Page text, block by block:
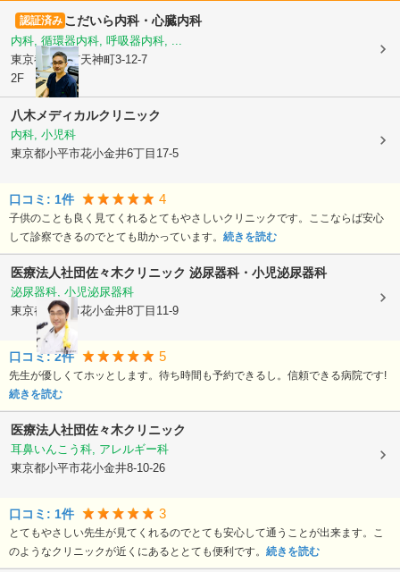
認証済み こだいら内科・心臓内科
内科, 循環器内科, 呼吸器内科, ...
東京都小平市天神町3-12-7
2F
八木メディカルクリニック
内科, 小児科
東京都小平市花小金井6丁目17-5
口コミ: 1件 4
子供のことも良く見てくれるとてもやさしいクリニックです。ここならば安心
して診察できるのでとても助かっています。 続きを読む
医療法人社団佐々木クリニック 泌尿器科・小児泌尿器科
泌尿器科, 小児泌尿器科
東京都小平市花小金井8丁目11-9
口コミ: 2件 5
先生が優しくてホッとします。待ち時間も予約できるし。信頼できる病院です!
続きを読む
医療法人社団佐々木クリニック
耳鼻いんこう科, アレルギー科
東京都小平市花小金井8-10-26
口コミ: 1件 3
とてもやさしい先生が見てくれるのでとても安心して通うことが出来ます。こ
のようなクリニックが近くにあるととても便利です。 続きを読む